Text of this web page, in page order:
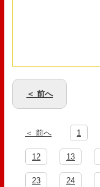
＜ 前へ
＜ 前へ 1
12 13
23 24